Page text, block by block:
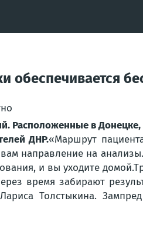
обеспечивается
Расположенные в
ДНР.«Маршрут
направление на
и вы уходите домой.
время забирают
Толстыкина.